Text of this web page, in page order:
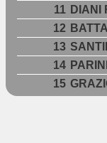
11 DIANI
12
13
14
15